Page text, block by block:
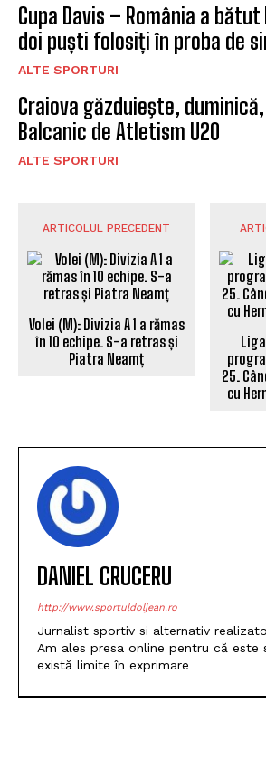
Cupa Davis – România a bătut
doi puști folosiți în proba de
ALTE SPORTURI
Craiova găzduieşte,
Balcanic de Atletism U20
ALTE SPORTURI
ARTICOLUL PRECEDENT
Volei (M): Divizia A 1 a rămas
în 10 echipe. S-a retras și
Piatra Neamț
25.
cu
DANIEL CRUCERU
http://www.sportuldoljean.ro
Jurnalist sportiv si alternativ
Am ales presa online pentru că este
există limite în exprimare